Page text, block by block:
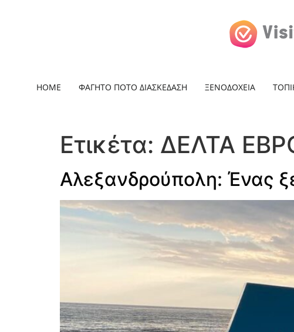
HOME ΦΑΓΗΤΟ ΠΟΤΟ ΔΙΑΣΚΕΔΑΣΗ ΞΕΝΟΔΟΧΕΙΑ
Ετικέτα: ΔΕΛΤΑ
Αλεξανδρούπολη: Ένας